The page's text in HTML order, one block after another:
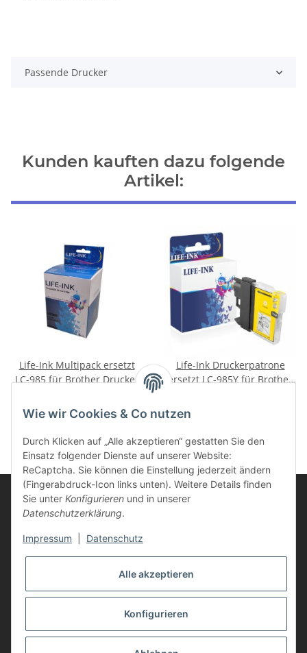
Passende Drucker
Kunden kauften dazu folgende
Artikel:
Life-Ink Multipack ersetzt
LC-985 für Brother Drucker
Life-Ink Druckerpatrone
ersetzt LC-985Y für Brother
Kunden Service
Vertrag widerrufen
* Alle Preise inkl. gesetzlicher USt., zzgl.Versand
Wie wir Cookies & Co nutzen
Durch Klicken auf „Alle akzeptieren“ gestatten Sie den
Einsatz folgender Dienste auf unserer Website:
ReCaptcha. Sie können die Einstellung jederzeit ändern
(Fingerabdruck-Icon links unten). Weitere Details finden
Sie unter Konfigurieren und in unserer
Datenschutzerklärung.
Impressum Datenschutz
Alle akzeptieren
Konfigurieren